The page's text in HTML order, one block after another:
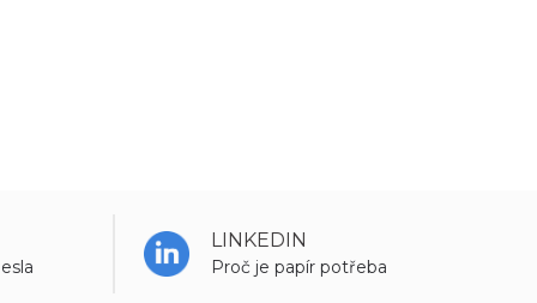
LINKEDIN
Proč je papír potřeba